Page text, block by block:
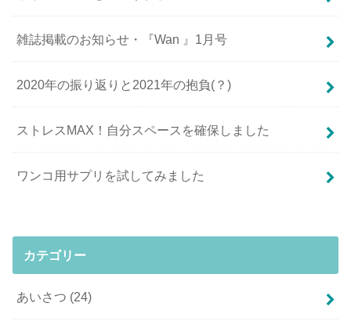
雑誌掲載のお知らせ・『Wan 』1月号
2020年の振り返りと2021年の抱負(？)
ストレスMAX！自分スペースを確保しました
ワンコ用サプリを試してみました
カテゴリー
あいさつ (24)